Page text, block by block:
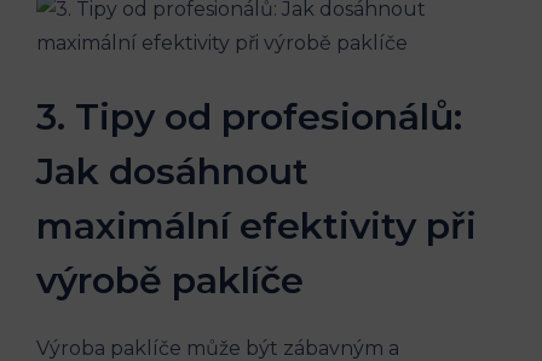
3. Tipy od profesionálů:
Jak dosáhnout
maximální efektivity při
výrobě paklíče
Výroba paklíče může být zábavným a